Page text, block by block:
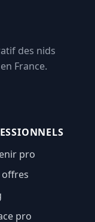
des nids
France.
pro
offres
pro